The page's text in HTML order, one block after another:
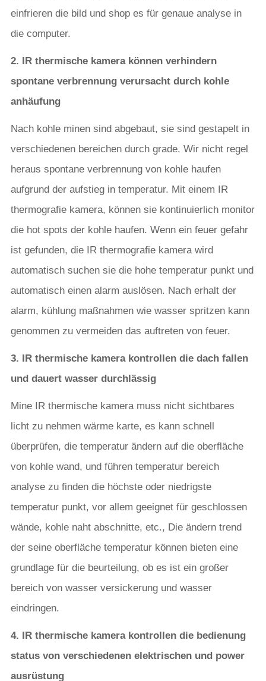
einfrieren die bild und shop es für genaue analyse in
die computer.
2. IR thermische kamera können verhindern
spontane verbrennung verursacht durch kohle
anhäufung
Nach kohle minen sind abgebaut, sie sind gestapelt in
verschiedenen bereichen durch grade. Wir nicht regel
heraus spontane verbrennung von kohle haufen
aufgrund der aufstieg in temperatur. Mit einem IR
thermografie kamera, können sie kontinuierlich monitor
die hot spots der kohle haufen. Wenn ein feuer gefahr
ist gefunden, die IR thermografie kamera wird
automatisch suchen sie die hohe temperatur punkt und
automatisch einen alarm auslösen. Nach erhalt der
alarm, kühlung maßnahmen wie wasser spritzen kann
genommen zu vermeiden das auftreten von feuer.
3. IR thermische kamera kontrollen die dach fallen
und dauert wasser durchlässig
Mine IR thermische kamera muss nicht sichtbares
licht zu nehmen wärme karte, es kann schnell
überprüfen, die temperatur ändern auf die oberfläche
von kohle wand, und führen temperatur bereich
analyse zu finden die höchste oder niedrigste
temperatur punkt, vor allem geeignet für geschlossen
wände, kohle naht abschnitte, etc., Die ändern trend
der seine oberfläche temperatur können bieten eine
grundlage für die beurteilung, ob es ist ein großer
bereich von wasser versickerung und wasser
eindringen.
4. IR thermische kamera kontrollen die bedienung
status von verschiedenen elektrischen und power
ausrüstung